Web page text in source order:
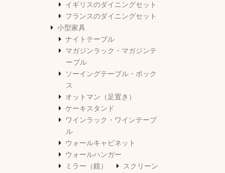
イギリスのダイニングセット
フランスのダイニングセット
小型家具
ナイトテーブル
マガジンラック・マガジンテ
ーブル
ソーイングテーブル・ボック
ス
オットマン（足置き）
ケーキスタンド
ワインラック・ワインテーブ
ル
ウォールキャビネット
ウォールハンガー
ミラー（鏡）
スクリーン